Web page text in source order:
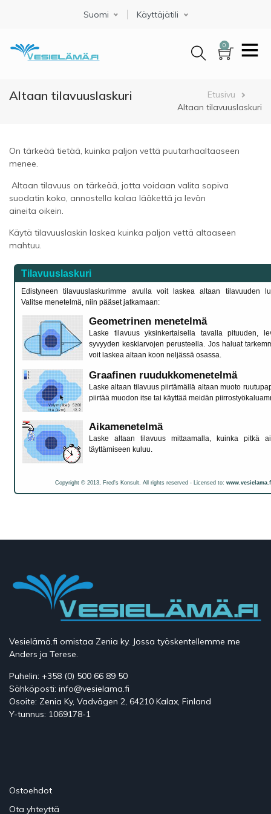
Select your language
Suomi Käyttäjätili
0
Altaan tilavuuslaskuri Murupolku
Etusivu
Altaan tilavuuslaskuri
On tärkeää tietää, kuinka paljon vettä puutarhaaltaaseen
menee.
Altaan tilavuus on tärkeää, jotta voidaan valita sopiva
suodatin koko, annostella kalaa lääkettä ja levän
aineita oikein.
Käytä tilavuuslaskin laskea kuinka paljon vettä altaaseen
mahtuu.
Tilavuuslaskuri
Edistyneen tilavuuslaskurimme avulla voit laskea altaan tilavuuden
Valitse menetelmä, niin pääset jatkamaan:
Geometrinen menetelmä
Laske tilavuus yksinkertaisella tavalla pituuden,
syvyyden keskiarvojen perusteella. Jos haluat
voit laskea altaan koon neljässä osassa.
Graafinen ruudukkomenetelmä
Laske altaan tilavuus piirtämällä altaan muoto
piirtää muodon itse tai käyttää meidän
Aikamenetelmä
Laske altaan tilavuus mittaamalla, kuinka pitkä
täyttämiseen kuluu.
Copyright © 2013, Fred's Konsult. All rights reserved - Licensed to:
Vesielämä.fi omistaa Zenia ky. Jossa työskentellemme me
Anders ja Terese.
Puhelin: +358 (0) 500 66 89 50
Sähköposti: info@vesielama.fi
Osoite: Zenia Ky, Vadvägen 2, 64210 Kalax, Finland
Y-tunnus: 1069178-1
Ostoehdot
Ota yhteyttä